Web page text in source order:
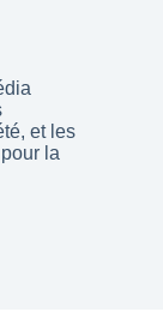
et les
la